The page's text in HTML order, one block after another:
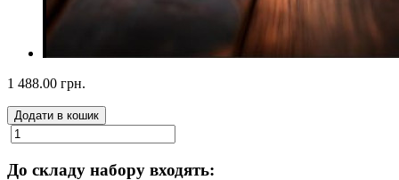
1 488.00 грн.
Додати в кошик
До складу набору входять: